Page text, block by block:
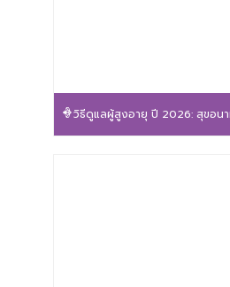
วิธีดูแลผู้สูงอายุ ปี 2026: สุขอนา